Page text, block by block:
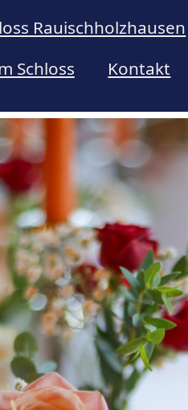
Rauischholzhausen
Schloss
Kontakt